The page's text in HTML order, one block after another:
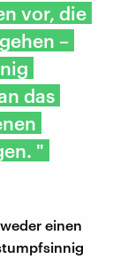
vor, die
–
das
"
einen